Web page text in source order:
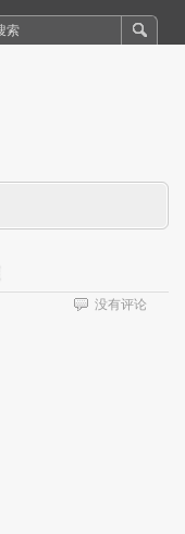
没有评论